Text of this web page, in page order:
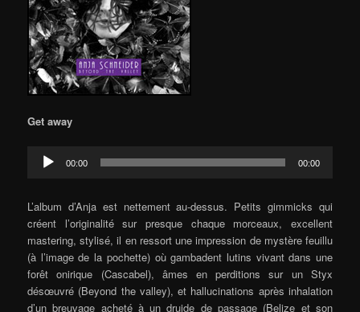
Get away
Audio
Player
00:00 00:00
L’album d’Anja est nettement au-dessus. Petits gimmicks qui
créent l’originalité sur presque chaque morceaux, excellent
mastering, stylisé, il en ressort une impression de mystère feuillu
(à l’image de la pochette) où gambadent lutins vivant dans une
forêt onirique (Cascabel), âmes en perditions sur un Styx
désœuvré (Beyond the valley), et hallucinations après inhalation
d’un breuvage acheté à un druide de passage (Belize et son